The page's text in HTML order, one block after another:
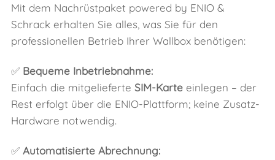
Mit dem Nachrüstpaket powered by ENIO &
Schrack erhalten Sie alles, was Sie für den
professionellen Betrieb Ihrer Wallbox benötigen:
✅ Bequeme Inbetriebnahme:
Einfach die mitgelieferte SIM-Karteeinlegen – der
Rest erfolgt über die ENIO-Plattform; keine Zusatz-
Hardware notwendig.
✅ Automatisierte Abrechnung: